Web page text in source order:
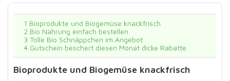
1 Bioprodukte und Biogemüse knackfrisch
2 Bio Nahrung einfach bestellen
3 Tolle Bio Schnäppchen im Angebot
4 Gutschein beschert diesen Monat dicke Rabatte
Bioprodukte und Biogemüse knackfrisch